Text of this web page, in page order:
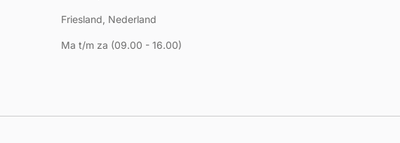
Friesland, Nederland
Ma t/m za (09.00 - 16.00)